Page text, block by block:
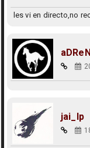
les vi en directo,no
jai_lp